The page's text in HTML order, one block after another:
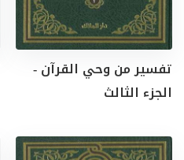
تفسير من وحي القرآن -
الجزء الثالث